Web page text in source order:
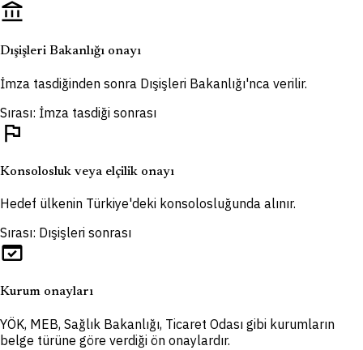
account_balance
Dışişleri Bakanlığı onayı
İmza tasdiğinden sonra Dışişleri Bakanlığı'nca verilir.
Sırası: İmza tasdiği sonrası
flag
Konsolosluk veya elçilik onayı
Hedef ülkenin Türkiye'deki konsolosluğunda alınır.
Sırası: Dışişleri sonrası
domain_verification
Kurum onayları
YÖK, MEB, Sağlık Bakanlığı, Ticaret Odası gibi kurumların
belge türüne göre verdiği ön onaylardır.